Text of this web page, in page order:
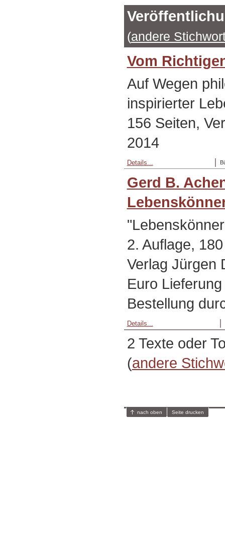
(andere
Vom
Auf Wegen
inspirierter
156 Seiten,
2014
Details...
Gerd B.
2. Auflage,
Verlag Jürgen
Euro
Bestellung
Details...
2 Texte oder
(andere
nach oben Seite drucken